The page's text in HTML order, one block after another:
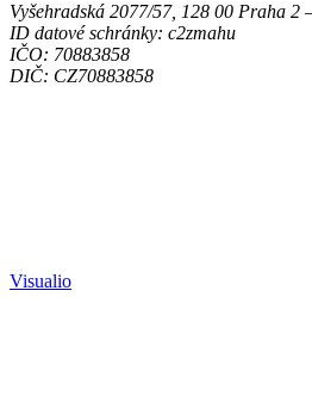
Vyšehradská 2077/57, 128 00 Praha 2
ID datové schránky: c2zmahu
IČO: 70883858
DIČ: CZ70883858
Visualio